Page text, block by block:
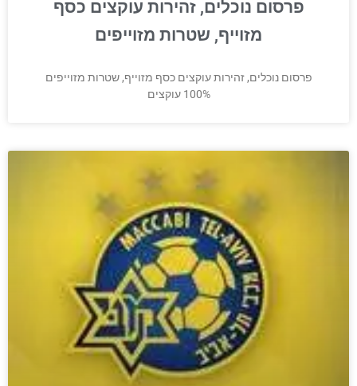
פרסום נוכלים, זהירות עוקצים כסף
מזוייף, שטרות מזוייפים
פרסום נוכלים, זהירות עוקצים כסף מזוייף, שטרות מזוייפים
100% עוקצים